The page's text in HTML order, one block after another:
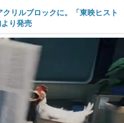
リルブロックに。「東映ヒスト
り発売